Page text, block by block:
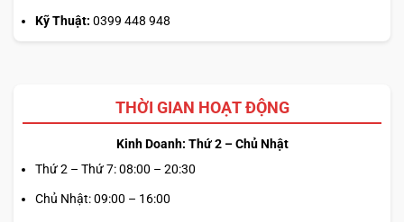
Kỹ Thuật: 0399 448 948
THỜI GIAN HOẠT ĐỘNG
Kinh Doanh: Thứ 2 – Chủ Nhật
Thứ 2 – Thứ 7: 08:00 – 20:30
Chủ Nhật: 09:00 – 16:00